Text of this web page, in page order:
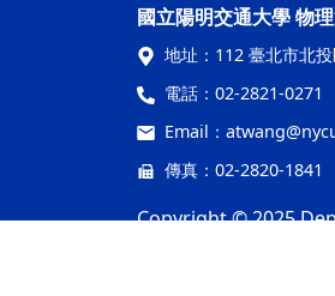
國立陽明交通大學 物
地址： 112 臺北市北
電話： 02-2821-0271
Email：
傳真：02-2820-1841
Copyright © 2025